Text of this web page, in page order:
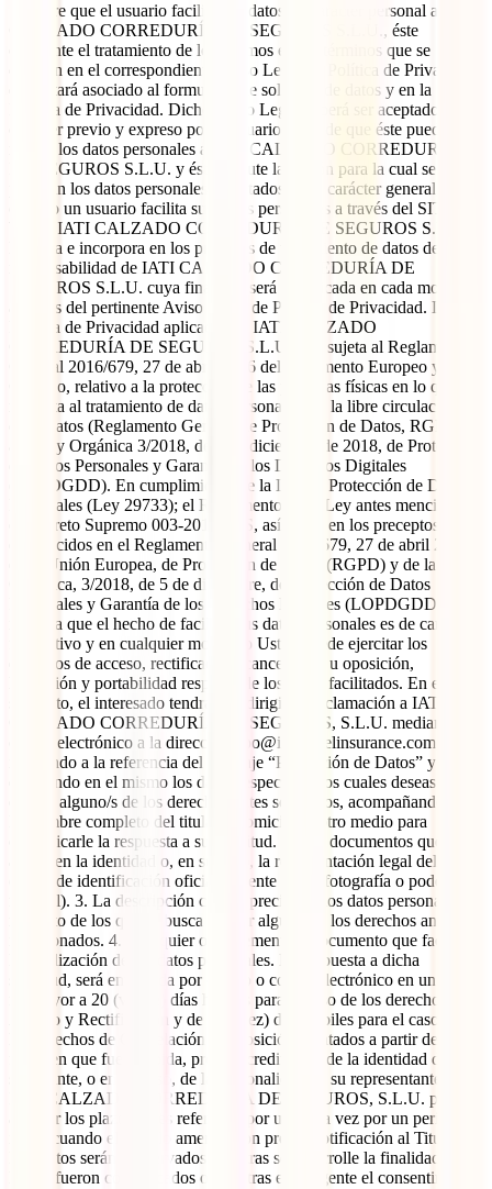
Siempre que el usuario facilite sus datos de carácter personal a IATI
CALZADO CORREDURÍA DE SEGUROS S.L.U., éste
consiente el tratamiento de los mismos en los términos que se
detallan en el correspondiente Aviso Legal de Política de Privacidad
que estará asociado al formulario de solicitud de datos y en la
Política de Privacidad. Dicho Aviso Legal deberá ser aceptado con
carácter previo y expreso por el usuario antes de que éste pueda
remitir los datos personales a IATI CALZADO CORREDURÍA
DE SEGUROS S.L.U. y ésta ejecute la acción para la cual se
precisan los datos personales solicitados. Con carácter general,
cuando un usuario facilita sus datos personales a través del SITIO
WEB, IATI CALZADO CORREDURÍA DE SEGUROS S.L.U.
los trata e incorpora en los procesos de tratamiento de datos de
responsabilidad de IATI CALZADO CORREDURÍA DE
SEGUROS S.L.U. cuya finalidad será la indicada en cada momento
a través del pertinente Aviso Legal de Política de Privacidad. La
Política de Privacidad aplicada por IATI CALZADO
CORREDURÍA DE SEGUROS S.L.U. está sujeta al Reglamento
General 2016/679, 27 de abril 2016 del Parlamento Europeo y del
Consejo, relativo a la protección de las personas físicas en lo que
respecta al tratamiento de datos personales y a la libre circulación de
estos datos (Reglamento General de Protección de Datos, RGPD) y
a la Ley Orgánica 3/2018, de 5 de diciembre de 2018, de Protección
de Datos Personales y Garantía de los Derechos Digitales
(LOPDGDD). En cumplimiento de la Ley de Protección de Datos
Personales (Ley 29733); el Reglamento de la Ley antes mencionada,
el Decreto Supremo 003-2013-JUS, así como en los preceptos
establecidos en el Reglamento General 2016/679, 27 de abril 2016
de la Unión Europea, de Protección de Datos (RGPD) y de la Ley
Orgánica, 3/2018, de 5 de diciembre, de Protección de Datos
Personales y Garantía de los Derechos Digitales (LOPDGDD), se le
informa que el hecho de facilitar sus datos personales es de carácter
facultativo y en cualquier momento Usted puede ejercitar los
derechos de acceso, rectificación, cancelación u oposición,
limitación y portabilidad respecto de los datos facilitados. En este
supuesto, el interesado tendrá que dirigir su reclamación a IATI
CALZADO CORREDURÍA DE SEGUROS, S.L.U. mediante un
correo electrónico a la dirección dpo@iatitravelinsurance.com,
indicando a la referencia del mensaje “Protección de Datos” y
detallando en el mismo los datos respecto de los cuales deseas
ejercer alguno/s de los derechos antes señalados, acompañando: 1.
El nombre completo del titular y domicilio u otro medio para
comunicarle la respuesta a su solicitud. 2. Los documentos que
acrediten la identidad o, en su caso, la representación legal del titular
(copia de identificación oficial, vigente y con fotografía o poder
notarial). 3. La descripción clara y precisa de los datos personales
respecto de los que se busca ejercer alguno de los derechos antes
mencionados. 4. Cualquier otro elemento o documento que facilite
la localización de los datos personales. La respuesta a dicha
solicitud, será entregada por escrito o correo electrónico en un plazo
no mayor a 20 (veinte) días hábiles para el caso de los derechos de
Acceso y Rectificación y de 10 (diez) días hábiles para el caso de
los derechos de Cancelación y Oposición, contados a partir de la
fecha en que fue recibida, previa acreditación de la identidad del
solicitante, o en su caso, de la personalidad de su representante legal.
IATI CALZADO CORREDURÍA DE SEGUROS, S.L.U. podrá
ampliar los plazos antes referidos, por una sola vez por un periodo
igual, cuando el caso lo amerite, con previa notificación al Titular.
Los datos serán conservados mientras se desarrolle la finalidad por
la que fueron comunicados o mientras esté vigente el consentimiento